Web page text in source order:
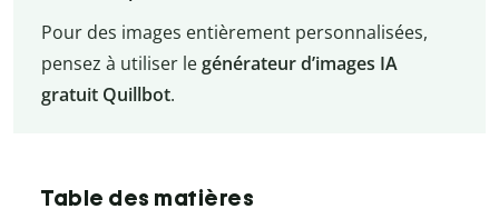
Pour des images entièrement personnalisées,
pensez à utiliser legénérateur d’images IA
gratuit Quillbot.
Table des matières